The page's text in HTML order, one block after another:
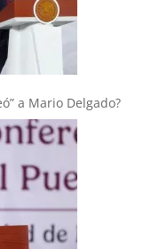
a Mario Delgado?